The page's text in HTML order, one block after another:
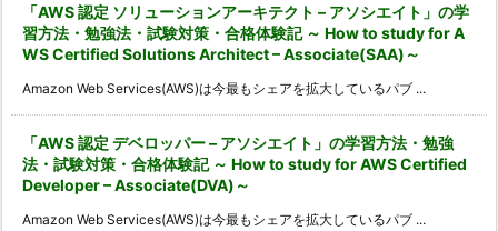
「AWS 認定 ソリューションアーキテクト – アソシエイト」の学
習方法・勉強法・試験対策・合格体験記 ～ How to study for A
WS Certified Solutions Architect – Associate(SAA)～
Amazon Web Services(AWS)は今最もシェアを拡大しているパブ ...
「AWS 認定 デベロッパー – アソシエイト」の学習方法・勉強
法・試験対策・合格体験記 ～ How to study for AWS Certified
Developer – Associate(DVA)～
Amazon Web Services(AWS)は今最もシェアを拡大しているパブ ...